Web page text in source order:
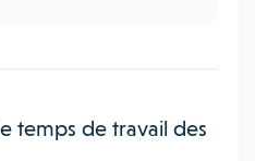
temps de travail des